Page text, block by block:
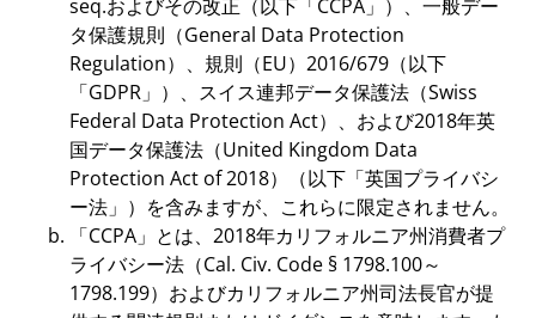
seq.およびその改正（以下「CCPA」）、一般デー
タ保護規則（General Data Protection
Regulation）、規則（EU）2016/679（以下
「GDPR」）、スイス連邦データ保護法（Swiss
Federal Data Protection Act）、および2018年英
国データ保護法（United Kingdom Data
Protection Act of 2018）（以下「英国プライバシ
ー法」）を含みますが、これらに限定されません。
「CCPA」とは、2018年カリフォルニア州消費者プ
ライバシー法（Cal. Civ. Code § 1798.100～
1798.199）およびカリフォルニア州司法長官が提